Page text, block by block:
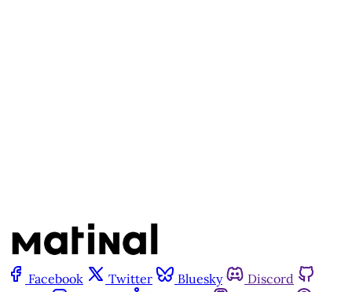
Facebook Twitter Bluesky
Discord